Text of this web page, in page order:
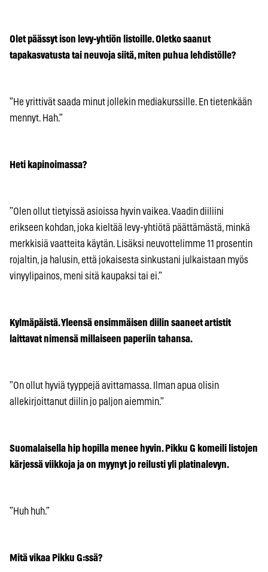
Olet päässyt ison levy-yhtiön listoille. Oletko saanut
tapakasvatusta tai neuvoja siitä, miten puhua lehdistölle?
”He yrittivät saada minut jollekin mediakurssille. En tietenkään
mennyt. Hah.”
Heti kapinoimassa?
”Olen ollut tietyissä asioissa hyvin vaikea. Vaadin diiliini
erikseen kohdan, joka kieltää levy-yhtiötä päättämästä, minkä
merkkisiä vaatteita käytän. Lisäksi neuvottelimme 11 prosentin
rojaltin, ja halusin, että jokaisesta sinkustani julkaistaan myös
vinyylipainos, meni sitä kaupaksi tai ei.”
Kylmäpäistä. Yleensä ensimmäisen diilin saaneet artistit
laittavat nimensä millaiseen paperiin tahansa.
”On ollut hyviä tyyppejä avittamassa. Ilman apua olisin
allekirjoittanut diilin jo paljon aiemmin.”
Suomalaisella hip hopilla menee hyvin. Pikku G komeili listojen
kärjessä viikkoja ja on myynyt jo reilusti yli platinalevyn.
”Huh huh.”
Mitä vikaa Pikku G:ssä?